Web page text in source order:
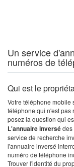
Un service
numéros de
Qui est le
Votre téléphone mobile
téléphone qui n'est pas
posez la question qui
L'annuaire inversédes
service de recherche
l'annuaire inversé
numéro de téléphone
Trouver l'identité du